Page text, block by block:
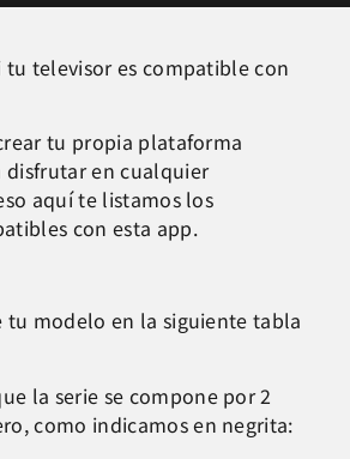
tu televisor es compatible con
tu propia plataforma
en cualquier
aquí te listamos los
con esta app.
tu modelo en la siguiente tabla
la serie se compone por 2
como indicamos en negrita: